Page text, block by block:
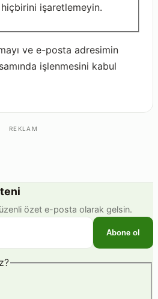
işaretlemeyin.
ve e-posta adresimin
işlenmesini kabul
REKLAM
özet e-posta olarak gelsin.
Abone ol